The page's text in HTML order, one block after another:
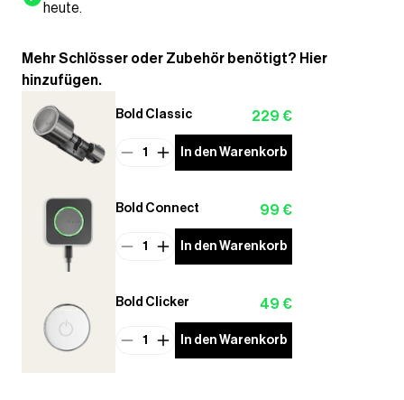
heute.
Mehr Schlösser oder Zubehör benötigt? Hier
hinzufügen.
Bold Classic 229 €
1 In den Warenkorb
Bold Connect 99 €
1 In den Warenkorb
Bold Clicker 49 €
1 In den Warenkorb